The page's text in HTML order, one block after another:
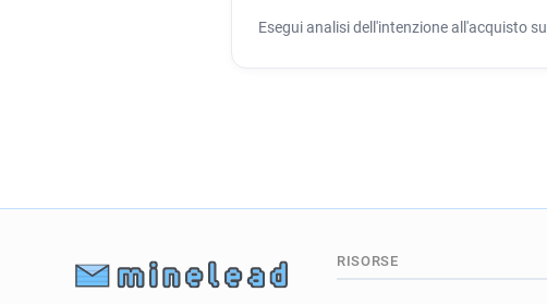
Esegui analisi dell'intenzione all'acquisto su
RISORSE